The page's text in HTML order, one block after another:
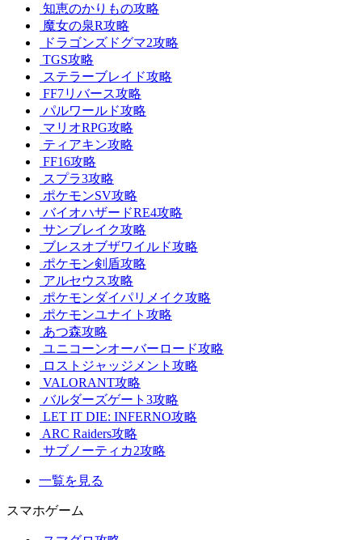
知恵のかりもの攻略
魔女の泉R攻略
ドラゴンズドグマ2攻略
TGS攻略
ステラーブレイド攻略
FF7リバース攻略
パルワールド攻略
マリオRPG攻略
ティアキン攻略
FF16攻略
スプラ3攻略
ポケモンSV攻略
バイオハザードRE4攻略
サンブレイク攻略
ブレスオブザワイルド攻略
ポケモン剣盾攻略
アルセウス攻略
ポケモンダイパリメイク攻略
ポケモンユナイト攻略
あつ森攻略
ユニコーンオーバーロード攻略
ロストジャッジメント攻略
VALORANT攻略
バルダーズゲート3攻略
LET IT DIE: INFERNO攻略
ARC Raiders攻略
サブノーティカ2攻略
一覧を見る
スマホゲーム